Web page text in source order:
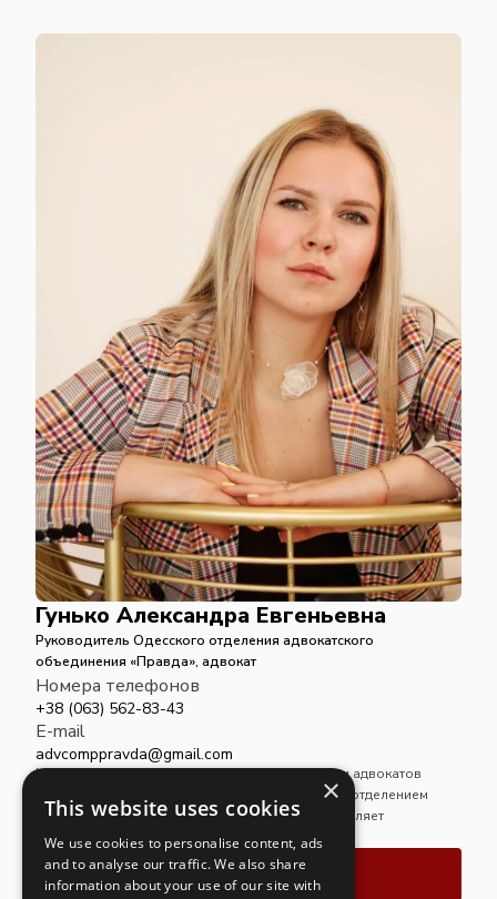
Гунько Александра Евгеньевна
Руководитель Одесского отделения адвокатского
объединения «Правда», адвокат
Номера телефонов
+38 (063) 562-83-43
E-mail
advcomppravda@gmail.com
Магистр права, член Национальной ассоциации адвокатов
Украины. Обеспечивает руководство Одесским отделением
адвокатского объединения «Правда» и осуществляет
адвокатскую практику в его рамках.
Связаться
×
This website uses cookies
We use cookies to personalise content, ads
and to analyse our traffic. We also share
information about your use of our site with